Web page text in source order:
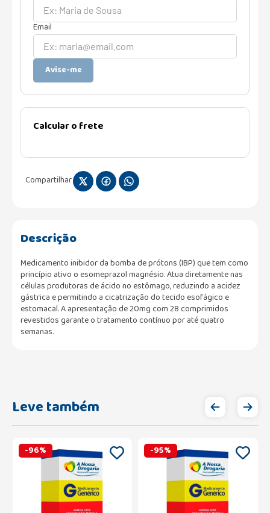
Avise-me
Calcular o frete
Compartilhar
Descrição
Medicamento inibidor da bomba de prótons (IBP) que tem como
princípio ativo o esomeprazol magnésio. Atua diretamente nas
células produtoras de ácido no estômago, reduzindo a acidez
gástrica e permitindo a cicatrização do tecido esofágico e
estomacal. A apresentação de 20mg com 28 comprimidos
revestidos garante o tratamento contínuo por até quatro
semanas.
Leve também
-96% -95%